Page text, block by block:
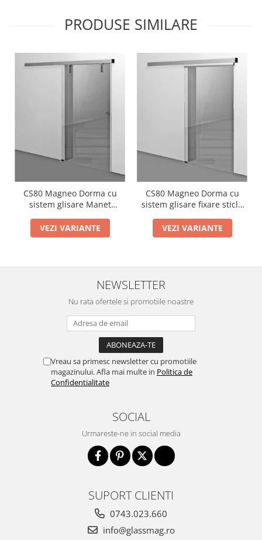
PRODUSE SIMILARE
CS80 Magneo Dorma cu
sistem glisare Manet
VEZI VARIANTE
CS80 Magneo Dorma cu
sistem glisare fixare sticla
VEZI VARIANTE
NEWSLETTER
Nu rata ofertele si promotiile noastre
Vreau sa primesc newsletter cu promotiile
magazinului. Afla mai multe in Politica de
Confidentialitate
SOCIAL
Urmareste-ne in social media
SUPORT CLIENTI
0743.023.660
info@glassmag.ro